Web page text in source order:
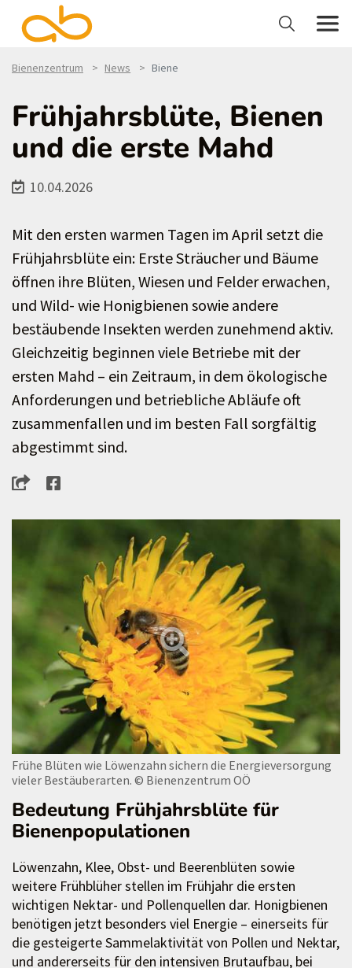
Bienenzentrum News Biene
Frühjahrsblüte, Bienen
und die erste Mahd
10.04.2026
Mit den ersten warmen Tagen im April setzt die
Frühjahrsblüte ein: Erste Sträucher und Bäume
öffnen ihre Blüten, Wiesen und Felder erwachen,
und Wild- wie Honigbienen sowie andere
bestäubende Insekten werden zunehmend aktiv.
Gleichzeitig beginnen viele Betriebe mit der
ersten Mahd – ein Zeitraum, in dem ökologische
Anforderungen und betriebliche Abläufe oft
zusammenfallen und im besten Fall sorgfältig
abgestimmt sind.
Frühe Blüten wie Löwenzahn sichern die Energieversorgung
vieler Bestäuberarten. © Bienenzentrum OÖ
Bedeutung Frühjahrsblüte für
Bienenpopulationen
Löwenzahn, Klee, Obst- und Beerenblüten sowie
weitere Frühblüher stellen im Frühjahr die ersten
wichtigen Nektar- und Pollenquellen dar. Honigbienen
benötigen jetzt besonders viel Energie – einerseits für
die gesteigerte Sammelaktivität von Pollen und Nektar,
und andererseits für den intensiven Brutaufbau, bei